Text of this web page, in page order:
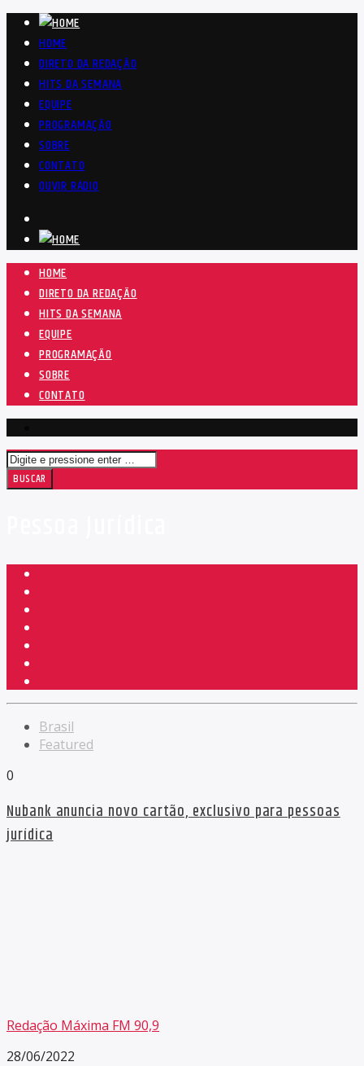
HOME
DIRETO DA REDAÇÃO
HITS DA SEMANA
EQUIPE
PROGRAMAÇÃO
SOBRE
CONTATO
OUVIR RÁDIO
HOME
DIRETO DA REDAÇÃO
HITS DA SEMANA
EQUIPE
PROGRAMAÇÃO
SOBRE
CONTATO
Brasil
Featured
0
Nubank anuncia novo cartão, exclusivo para pessoas
jurídica
Redação Máxima FM 90,9
28/06/2022